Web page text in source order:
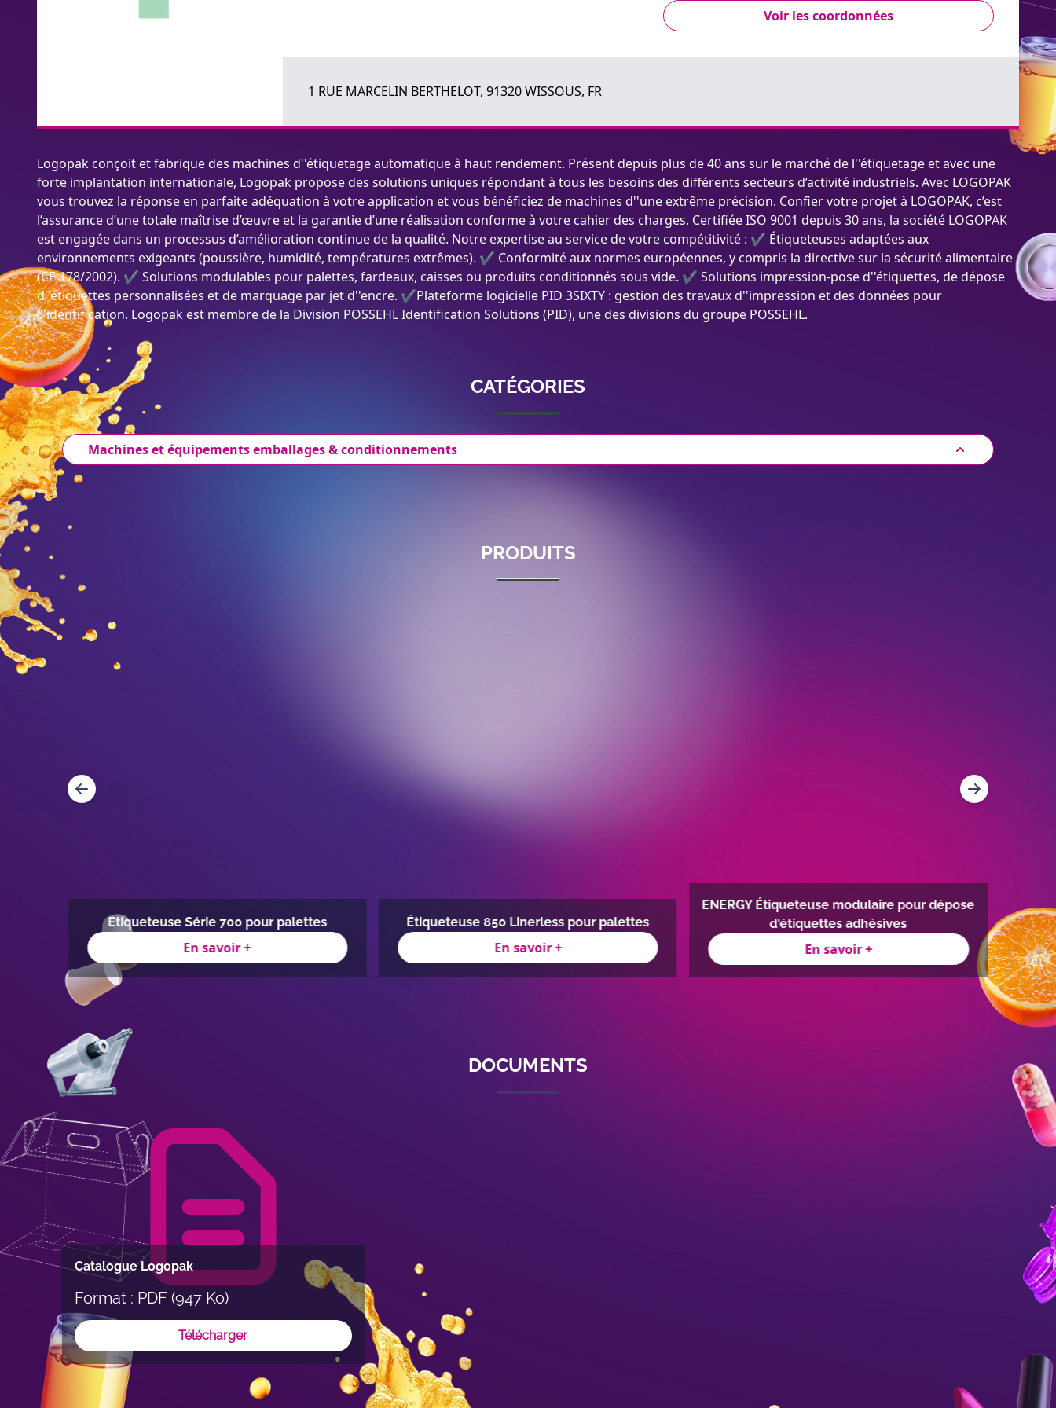
Voir les coordonnées
1 RUE MARCELIN BERTHELOT, 91320 WISSOUS, FR
Logopak conçoit et fabrique des machines d''étiquetage automatique à haut rendement. Présent depuis plus de 40 ans sur le marché de l''étiquetage et avec une
forte implantation internationale, Logopak propose des solutions uniques répondant à tous les besoins des différents secteurs d’activité industriels. Avec LOGOPAK
vous trouvez la réponse en parfaite adéquation à votre application et vous bénéficiez de machines d''une extrême précision. Confier votre projet à LOGOPAK, c’est
l’assurance d’une totale maîtrise d’œuvre et la garantie d’une réalisation conforme à votre cahier des charges. Certifiée ISO 9001 depuis 30 ans, la société LOGOPAK
est engagée dans un processus d’amélioration continue de la qualité. Notre expertise au service de votre compétitivité : ✔ Étiqueteuses adaptées aux
environnements exigeants (poussière, humidité, températures extrêmes). ✔ Conformité aux normes européennes, y compris la directive sur la sécurité alimentaire
(CE 178/2002). ✔ Solutions modulables pour palettes, fardeaux, caisses ou produits conditionnés sous vide. ✔ Solutions impression-pose d''étiquettes, de dépose
d''étiquettes personnalisées et de marquage par jet d''encre. ✔Plateforme logicielle PID 3SIXTY : gestion des travaux d''impression et des données pour
l''identification. Logopak est membre de la Division POSSEHL Identification Solutions (PID), une des divisions du groupe POSSEHL.
CATÉGORIES
Machines et équipements emballages & conditionnements
PRODUITS
Étiqueteuse Série 700 pour palettes
En savoir +
Étiqueteuse 850 Linerless pour palettes
En savoir +
ENERGY Étiqueteuse modulaire pour dépose
d'étiquettes adhésives
En savoir +
Item
7
DOCUMENTS
Catalogue Logopak
Format : PDF (947 Ko)
Télécharger